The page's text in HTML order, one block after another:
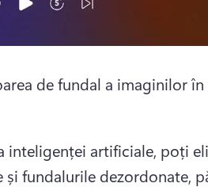
de fundal a imaginilor
inteligenței artificiale, poți
și fundalurile dezordonate,